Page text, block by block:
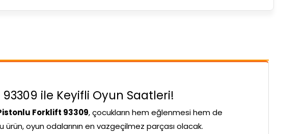
ile Keyifli Oyun Saatleri!
Forklift 93309, çocukların hem eğlenmesi hem de
ürün, oyun odalarının en vazgeçilmez parçası olacak.